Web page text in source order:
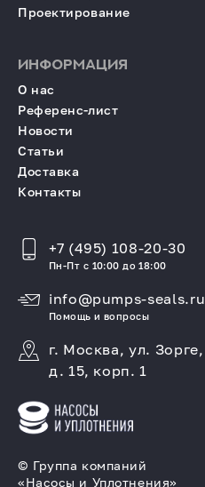
© Группа компаний
«Насосы и Уплотнения»
Проектирование
ИНФОРМАЦИЯ
О нас
Референс-лист
Новости
Статьи
Доставка
Контакты
+7 (495) 108-20-30
Пн-Пт с 10:00 до 18:00
info@pumps-seals.ru
Помощь и вопросы
г. Москва, ул. Зорге,
д. 15, корп. 1